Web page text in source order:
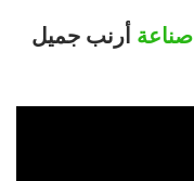
صناعة أرنب جميل